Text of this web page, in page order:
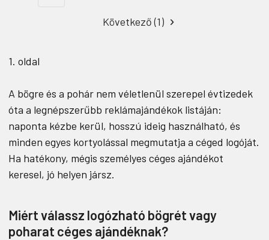
Következő (1)
1. oldal
A bögre és a pohár nem véletlenül szerepel évtizedek
óta a legnépszerűbb reklámajándékok listáján:
naponta kézbe kerül, hosszú ideig használható, és
minden egyes kortyolással megmutatja a céged logóját.
Ha hatékony, mégis személyes céges ajándékot
keresel, jó helyen jársz.
Miért válassz logózható bögrét vagy
poharat céges ajándéknak?